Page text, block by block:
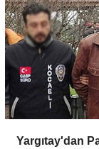
Yargıtay'dan